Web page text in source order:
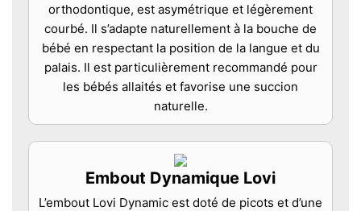
orthodontique, est asymétrique et légèrement
courbé. Il s’adapte naturellement à la bouche de
bébé en respectant la position de la langue et du
palais. Il est particulièrement recommandé pour
les bébés allaités et favorise une succion
naturelle.
Embout Dynamique Lovi
L’embout Lovi Dynamic est doté de picots et d’une